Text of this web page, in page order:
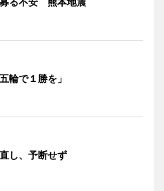
輪で１勝を」
し、予断せず